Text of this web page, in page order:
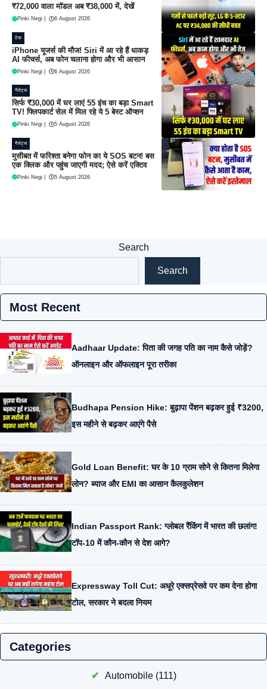
₹72,000 वाला मॉडल अब ₹38,000 में, देखें
Pinki Negi 6 August 2026
टेक
iPhone यूजर्स की मौज! Siri में आ रहे हैं धाकड़
AI फीचर्स, अब फोन चलाना होगा और भी आसान
Pinki Negi 6 August 2026
गैजेट्स
सिर्फ ₹30,000 में घर लाएं 55 इंच का बड़ा Smart
TV! फ्लिपकार्ट सेल में मिल रहे ये 5 बेस्ट ऑप्शन
Pinki Negi 5 August 2026
गैजेट्स
मुसीबत में फरिश्ता बनेगा फोन का ये SOS बटन! बस
एक क्लिक और पहुंच जाएगी मदद; ऐसे करें एक्टिव
Pinki Negi 5 August 2026
Search
Search
Most Recent
Aadhaar Update: पिता की जगह पति का नाम कैसे जोड़ें?
ऑनलाइन और ऑफलाइन पूरा तरीका
Budhapa Pension Hike: बुढ़ापा पेंशन बढ़कर हुई ₹3200,
इस महीने से बढ़कर आएंगे पैसे
Gold Loan Benefit: घर के 10 ग्राम सोने से कितना मिलेगा
लोन? ब्याज और EMI का आसान कैलकुलेशन
Indian Passport Rank: ग्लोबल रैंकिंग में भारत की छलांग!
टॉप-10 में कौन-कौन से देश आगे?
Expressway Toll Cut: अधूरे एक्सप्रेसवे पर कम देना होगा
टोल, सरकार ने बदला नियम
Categories
Automobile (111)